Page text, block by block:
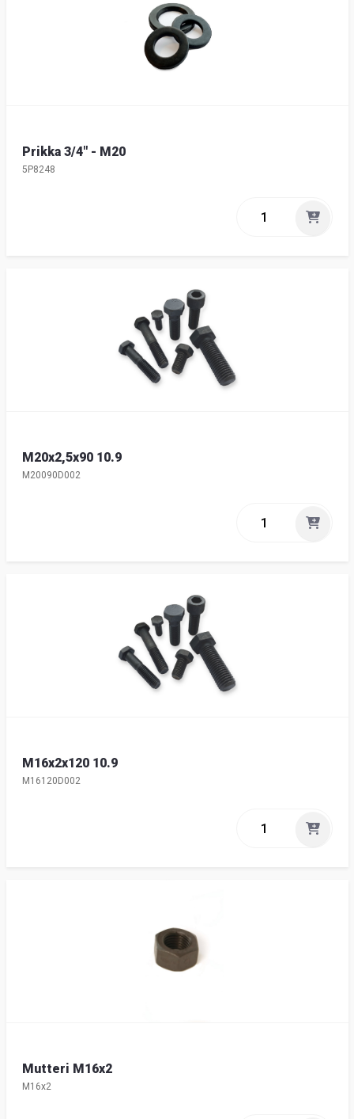
Prikka 3/4" - M20
5P8248
M20x2,5x90 10.9
M20090D002
M16x2x120 10.9
M16120D002
Mutteri M16x2
M16x2